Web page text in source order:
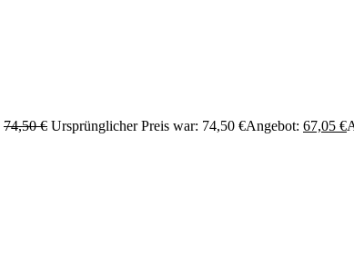
74,50€ Ursprünglicher Preis war: 74,50 €Angebot: 67,05 €